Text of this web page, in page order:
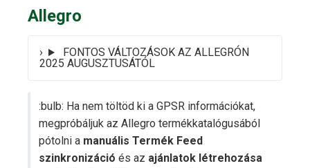
Allegro
FONTOS VÁLTOZÁSOK AZ ALLEGRÓN
2025 AUGUSZTUSÁTÓL
:bulb: Ha nem töltöd ki a GPSR információkat,
megpróbáljuk az Allegro termékkatalógusából
pótolni a manuális Termék Feed
szinkronizáció és az ajánlatok létrehozása